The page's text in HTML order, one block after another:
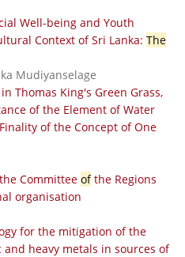
Well-being and Youth
Context of Sri Lanka: The
Mudiyanselage
Thomas King's Green Grass,
of the Element of Water
of the Concept of One
Committee ofthe Regions
organisation
for the mitigation of the
heavy metals in sources of